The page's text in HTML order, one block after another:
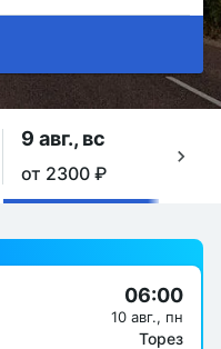
9 авг., вс
от 2300 ₽
06:00
10 авг., пн
Торез